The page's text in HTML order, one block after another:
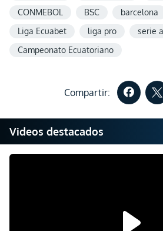
CONMEBOL BSC barcelona
Liga Ecuabet
liga pro
serie a
Campeonato Ecuatoriano
Compartir:
Videos destacados